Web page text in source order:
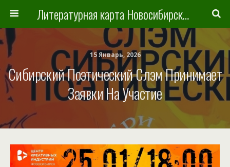
Литературная карта Новосибирска и Новосибирской области
15 Январь, 2026
Сибирский Поэтический Слэм Принимает
Заявки На Участие